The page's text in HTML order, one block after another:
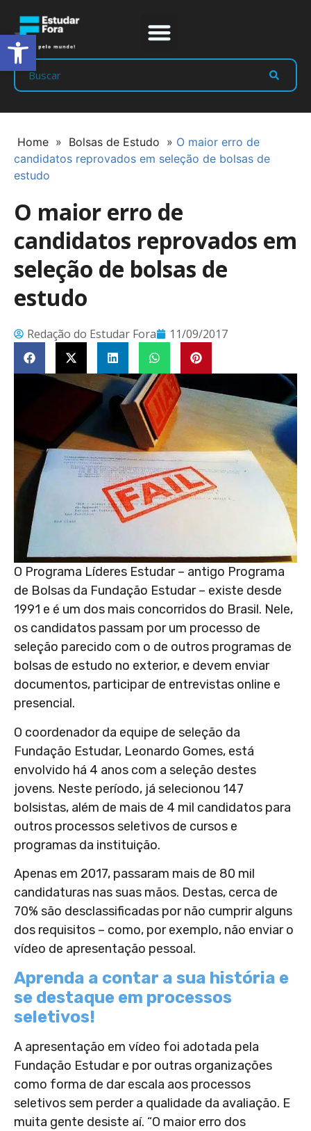
Home » Bolsas de Estudo » O maior erro de
candidatos reprovados em seleção de bolsas de
estudo
O maior erro de
candidatos reprovados em
seleção de bolsas de
estudo
Redação do Estudar Fora 11/09/2017
O Programa Líderes Estudar – antigo Programa
de Bolsas da Fundação Estudar – existe desde
1991 e é um dos mais concorridos do Brasil. Nele,
os candidatos passam por um processo de
seleção parecido com o de outros programas de
bolsas de estudo no exterior, e devem enviar
documentos, participar de entrevistas online e
presencial.
O coordenador da equipe de seleção da
Fundação Estudar, Leonardo Gomes, está
envolvido há 4 anos com a seleção destes
jovens. Neste período, já selecionou 147
bolsistas, além de mais de 4 mil candidatos para
outros processos seletivos de cursos e
programas da instituição.
Apenas em 2017, passaram mais de 80 mil
candidaturas nas suas mãos. Destas, cerca de
70% são desclassificadas por não cumprir alguns
dos requisitos – como, por exemplo, não enviar o
vídeo de apresentação pessoal.
Aprenda a contar a sua história e
se destaque em processos
seletivos!
A apresentação em vídeo foi adotada pela
Fundação Estudar e por outras organizações
como forma de dar escala aos processos
seletivos sem perder a qualidade da avaliação. E
muita gente desiste aí. “O maior erro dos
Abrir a barra de ferramentas